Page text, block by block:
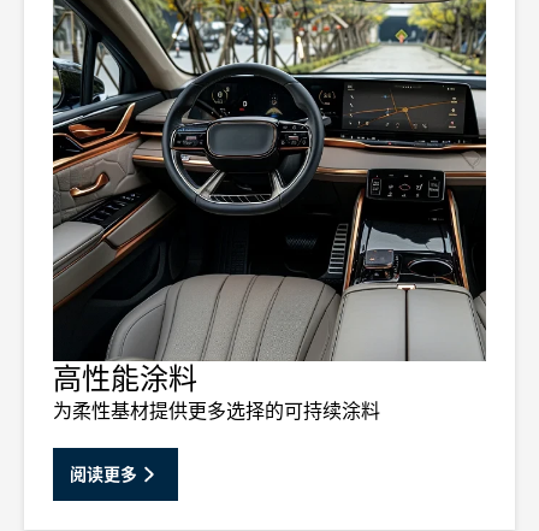
高性能涂料
为柔性基材提供更多选择的可持续涂料
阅读更多